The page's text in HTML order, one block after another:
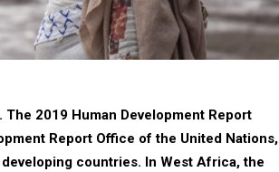
2019 Human Development Report
Report Office of the United Nations,
countries. In West Africa, the